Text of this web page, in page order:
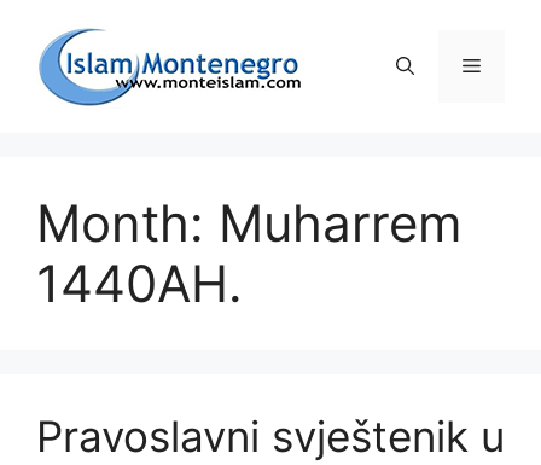
sadržaj
Month: Muharrem
1440AH.
Pravoslavni svještenik u